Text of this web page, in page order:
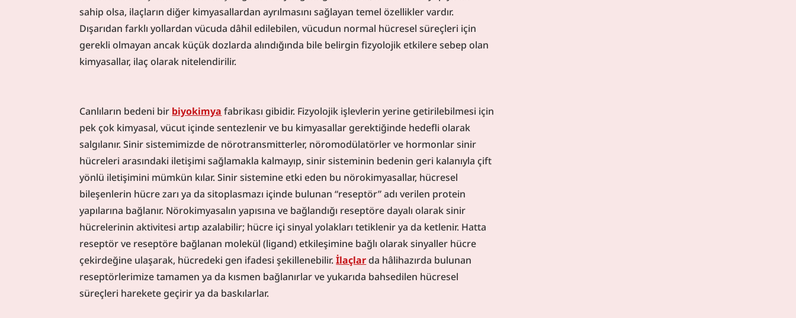
sahip olsa, ilaçların diğer kimyasallardan ayrılmasını sağlayan temel özellikler vardır.
Dışarıdan farklı yollardan vücuda dâhil edilebilen, vücudun normal hücresel süreçleri için
gerekli olmayan ancak küçük dozlarda alındığında bile belirgin fizyolojik etkilere sebep olan
kimyasallar, ilaç olarak nitelendirilir.
Canlıların bedeni bir biyokimya fabrikası gibidir. Fizyolojik işlevlerin yerine getirilebilmesi için
pek çok kimyasal, vücut içinde sentezlenir ve bu kimyasallar gerektiğinde hedefli olarak
salgılanır. Sinir sistemimizde de nörotransmitterler, nöromodülatörler ve hormonlar sinir
hücreleri arasındaki iletişimi sağlamakla kalmayıp, sinir sisteminin bedenin geri kalanıyla çift
yönlü iletişimini mümkün kılar. Sinir sistemine etki eden bu nörokimyasallar, hücresel
bileşenlerin hücre zarı ya da sitoplasmazı içinde bulunan “reseptör” adı verilen protein
yapılarına bağlanır. Nörokimyasalın yapısına ve bağlandığı reseptöre dayalı olarak sinir
hücrelerinin aktivitesi artıp azalabilir; hücre içi sinyal yolakları tetiklenir ya da ketlenir. Hatta
reseptör ve reseptöre bağlanan molekül (ligand) etkileşimine bağlı olarak sinyaller hücre
çekirdeğine ulaşarak, hücredeki gen ifadesi şekillenebilir. İlaçlar da hâlihazırda bulunan
reseptörlerimize tamamen ya da kısmen bağlanırlar ve yukarıda bahsedilen hücresel
süreçleri harekete geçirir ya da baskılarlar.